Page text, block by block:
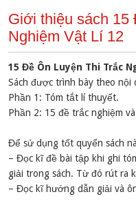
Giới thiệu sách 15
Nghiệm Vật Lí 12
15 Đề Ôn Luyện Thi Trắc
Sách được trình bày theo nội
Phần 1: Tóm tắt lí thuyết.
Phần 2: 15 đề trắc nghiệm
Để sử dụng tốt quyển sách
– Đọc kĩ đề bài tập khi ghi
giải trong sách. Từ đó rút ra
– Đọc kĩ hướng dẫn giải và